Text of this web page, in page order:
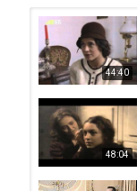
44:40
48:04